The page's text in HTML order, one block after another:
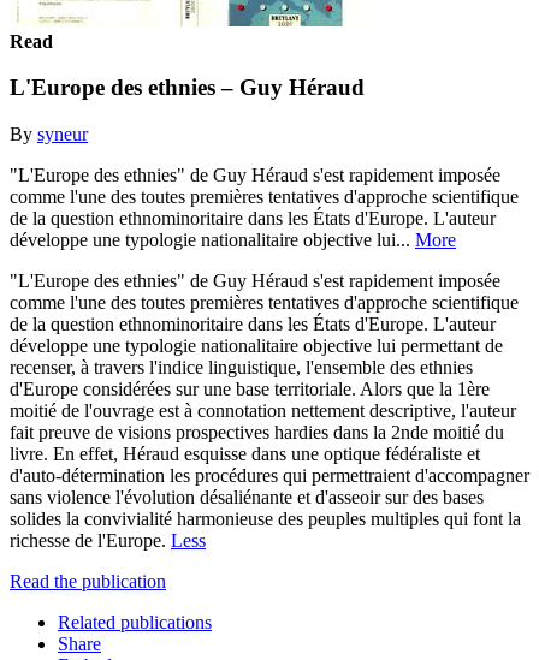
Read
L'Europe des ethnies – Guy Héraud
By syneur
"L'Europe des ethnies" de Guy Héraud s'est rapidement imposée
comme l'une des toutes premières tentatives d'approche scientifique
de la question ethnominoritaire dans les États d'Europe. L'auteur
développe une typologie nationalitaire objective lui... More
"L'Europe des ethnies" de Guy Héraud s'est rapidement imposée
comme l'une des toutes premières tentatives d'approche scientifique
de la question ethnominoritaire dans les États d'Europe. L'auteur
développe une typologie nationalitaire objective lui permettant de
recenser, à travers l'indice linguistique, l'ensemble des ethnies
d'Europe considérées sur une base territoriale. Alors que la 1ère
moitié de l'ouvrage est à connotation nettement descriptive, l'auteur
fait preuve de visions prospectives hardies dans la 2nde moitié du
livre. En effet, Héraud esquisse dans une optique fédéraliste et
d'auto-détermination les procédures qui permettraient d'accompagner
sans violence l'évolution désaliénante et d'asseoir sur des bases
solides la convivialité harmonieuse des peuples multiples qui font la
richesse de l'Europe. Less
Read the publication
Related publications
Share